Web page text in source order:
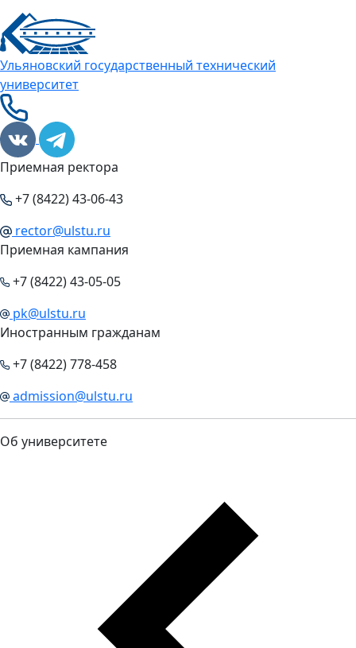
Ульяновский государственный технический
университет
Приемная ректора
+7 (8422) 43-06-43
rector@ulstu.ru
Приемная кампания
+7 (8422) 43-05-05
pk@ulstu.ru
Иностранным гражданам
+7 (8422) 778-458
admission@ulstu.ru
Об университете